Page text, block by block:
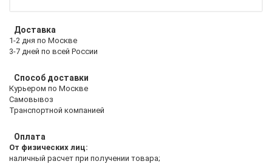
Доставка
1-2 дня по Москве
3-7 дней по всей России
Способ доставки
Курьером по Москве
Самовывоз
Транспортной компанией
Оплата
От физических лиц:
наличный расчет при получении товара;